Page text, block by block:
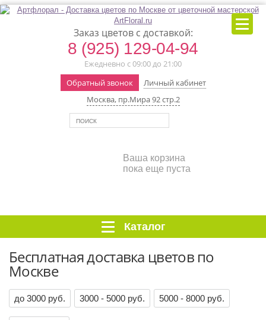
Заказ цветов с доставкой:
8 (925) 129-04-94
Ежедневно с 09:00 до 21:00
Обратный звонок
Личный кабинет
Москва, пр.Мира 92 стр.2
Ваша корзина
пока еще пуста
Каталог
Бесплатная доставка цветов по
Москве
до 3000 руб. 3000 - 5000 руб. 5000 - 8000 руб.